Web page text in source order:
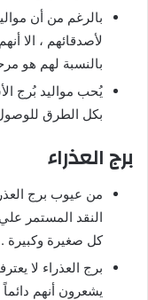
بالرغم من أن
لأصدقائهم ، الا
بالنسبة لهم هو
يُحب مواليد بُرج
بكل الطرق للوصول
برج العذراء
من عيوب برج
النقد المستمر
كل صغيرة وكبيرة .
برج العذراء لا
يشعرون أنهم